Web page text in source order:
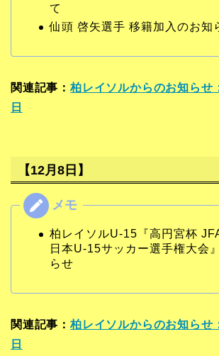
て
仙頭 啓矢選手 移籍加入のお知
関連記事：柏レイソルからのお知らせ
日
【12月8日】
柏レイソルU-15『高円宮杯
日本U-15サッカー選手権大会
らせ
関連記事：柏レイソルからのお知らせ
日